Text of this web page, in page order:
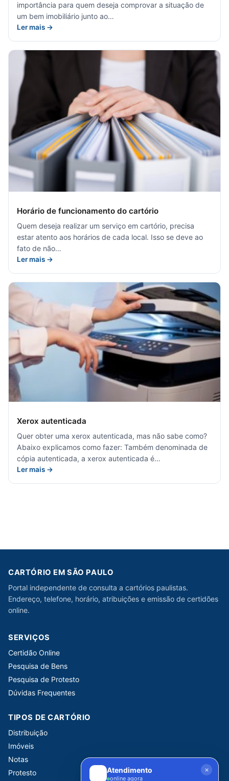
importância para quem deseja comprovar a situação de
um bem imobiliário junto ao…
Ler mais →
Horário de funcionamento do cartório
Quem deseja realizar um serviço em cartório, precisa
estar atento aos horários de cada local. Isso se deve ao
fato de não…
Ler mais →
Xerox autenticada
Quer obter uma xerox autenticada, mas não sabe como?
Abaixo explicamos como fazer: Também denominada de
cópia autenticada, a xerox autenticada é…
Ler mais →
CARTÓRIO EM SÃO PAULO
Portal independente de consulta a cartórios paulistas.
Endereço, telefone, horário, atribuições e emissão de certidões
online.
SERVIÇOS
Certidão Online
Pesquisa de Bens
Pesquisa de Protesto
Dúvidas Frequentes
TIPOS DE CARTÓRIO
Distribuição
Imóveis
Notas
Protesto
Atendimento
online agora